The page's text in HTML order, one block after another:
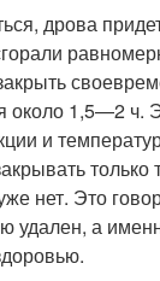
дрова
1,5—2 ч.
и
только
нет. Это
удален, а